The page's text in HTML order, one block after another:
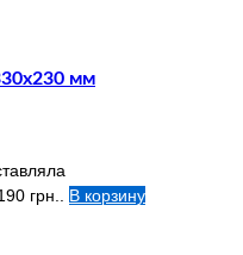
мм
грн.. В корзину